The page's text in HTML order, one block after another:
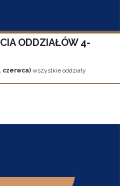
ODDZIAŁÓW 4-
czerwca) wszystkie oddziały